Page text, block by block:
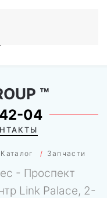
Каталог Запчасти
™
04
- Проспект
Link Palace, 2-